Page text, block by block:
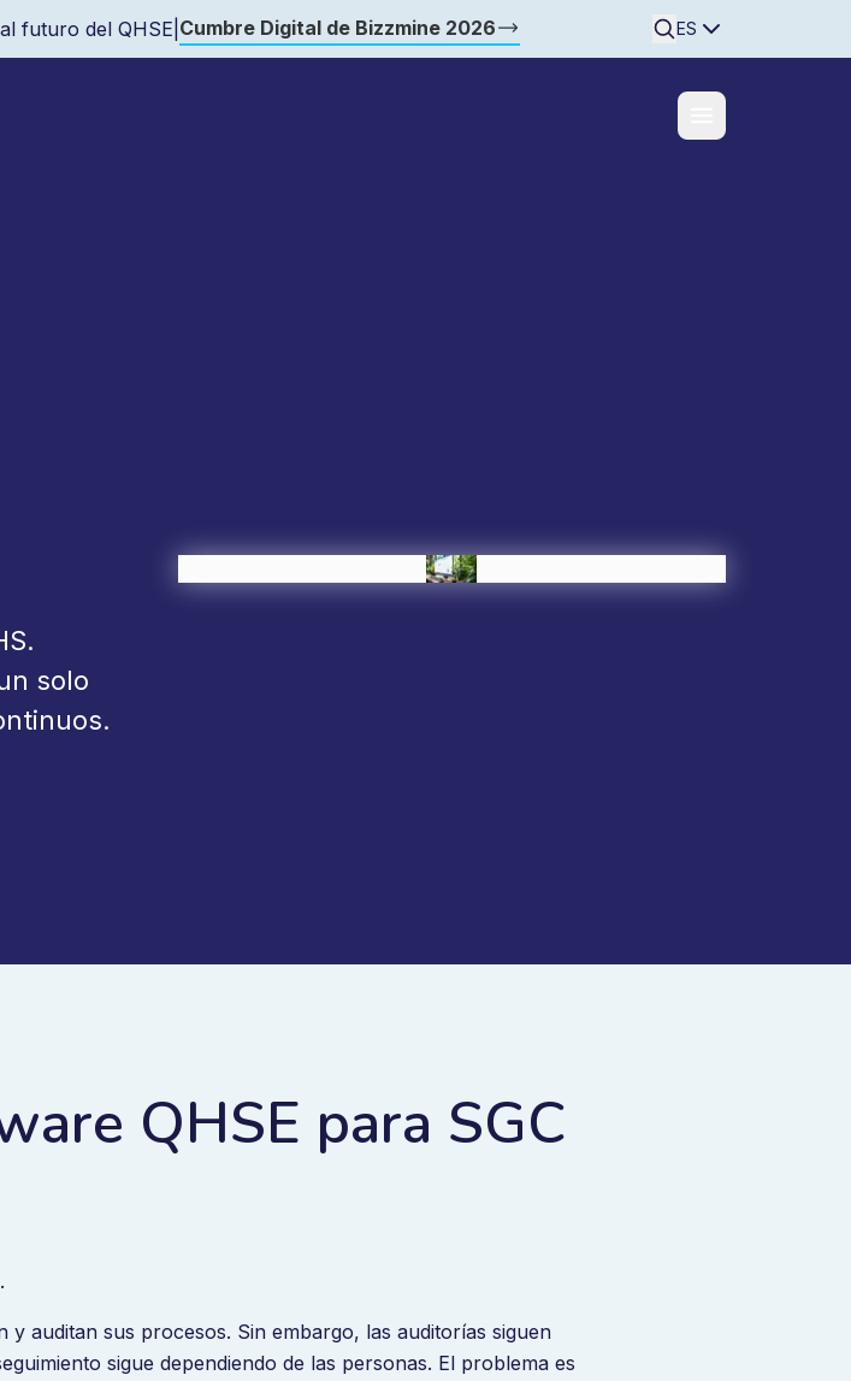
futuro del QHSE Cumbre Digital de Bizzmine 2026 Searchine
ES
solo
QHSE para SGC
auditan sus procesos. Sin embargo, las auditorías siguen
sigue dependiendo de las personas. El problema es